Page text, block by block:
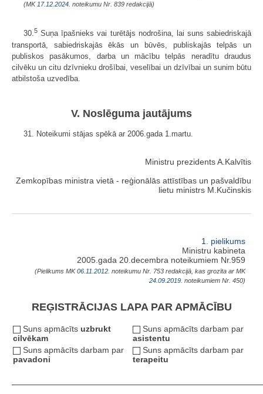
(MK17.12.2024. noteikumu Nr. 839 redakcijā)
30.5 Suņa īpašnieks vai turētājs nodrošina, lai suns sabiedriskajā
transportā, sabiedriskajās ēkās un būvēs, publiskajās telpās un
publiskos pasākumos, darba un mācību telpās neradītu draudus
cilvēku un citu dzīvnieku drošībai, veselībai un dzīvībai un sunim būtu
atbilstoša uzvedība.
V. Noslēguma jautājums
31. Noteikumi stājas spēkā ar 2006.gada 1.martu.
Ministru prezidents A.Kalvītis
Zemkopības ministra vietā - reģionālās attīstības un pašvaldību
lietu ministrs M.Kučinskis
1. pielikums
Ministru kabineta
2005.gada 20.decembra noteikumiem Nr.959
(Pielikums MK06.11.2012. noteikumu Nr. 753 redakcijā, kas grozīta ar MK
24.09.2019. noteikumiem Nr. 450)
REĢISTRĀCIJAS LAPA PAR APMĀCĪBU
Suns apmācīts uzbrukt
cilvēkam
Suns apmācīts darbam par
asistentu
Suns apmācīts darbam par
pavadoni
Suns apmācīts darbam par
terapeitu